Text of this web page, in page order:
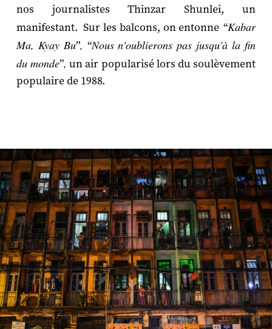
nos journalistes Thinzar Shunlei, un
manifestant. Sur les balcons, on entonne “Kabar
Ma, Kyay Bu”, “Nous n'oublierons pas jusqu'à la fin
du monde”, un air popularisé lors du soulèvement
populaire de 1988.